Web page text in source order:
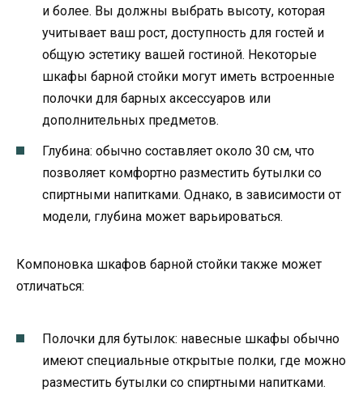
и более. Вы должны выбрать высоту, которая
учитывает ваш рост, доступность для гостей и
общую эстетику вашей гостиной. Некоторые
шкафы барной стойки могут иметь встроенные
полочки для барных аксессуаров или
дополнительных предметов.
Глубина: обычно составляет около 30 см, что
позволяет комфортно разместить бутылки со
спиртными напитками. Однако, в зависимости от
модели, глубина может варьироваться.
Компоновка шкафов барной стойки также может
отличаться:
Полочки для бутылок: навесные шкафы обычно
имеют специальные открытые полки, где можно
разместить бутылки со спиртными напитками.